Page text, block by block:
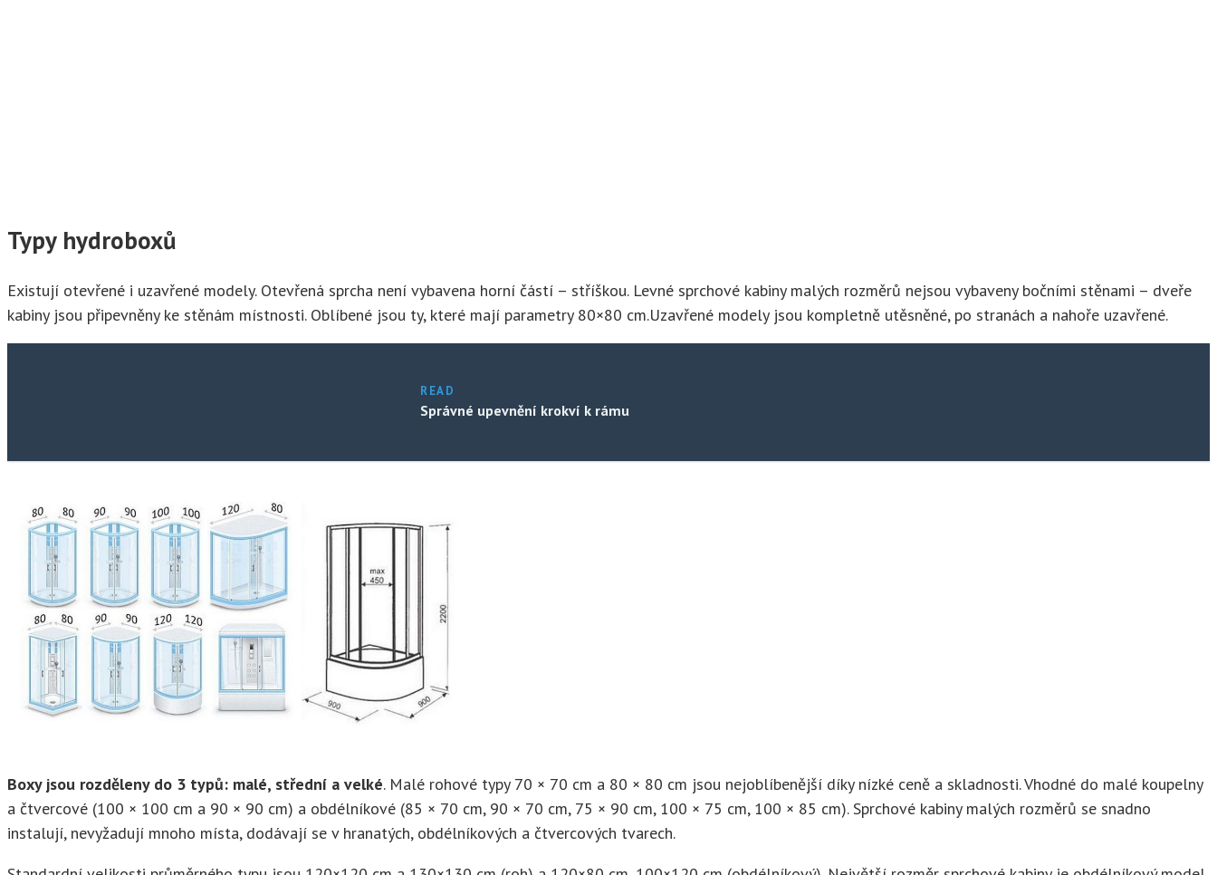
Typy hydroboxů
Existují otevřené i uzavřené modely. Otevřená sprcha není vybavena horní částí – stříškou. Levné sprchové kabiny malých rozměrů nejsou vybaveny bočními stěnami – dveře
kabiny jsou připevněny ke stěnám místnosti. Oblíbené jsou ty, které mají parametry 80×80 cm.Uzavřené modely jsou kompletně utěsněné, po stranách a nahoře uzavřené.
READ
Správné upevnění krokví k rámu
Boxy jsou rozděleny do 3 typů: malé, střední a velké. Malé rohové typy 70 × 70 cm a 80 × 80 cm jsou nejoblíbenější díky nízké ceně a skladnosti. Vhodné do malé koupelny
a čtvercové (100 × 100 cm a 90 × 90 cm) a obdélníkové (85 × 70 cm, 90 × 70 cm, 75 × 90 cm, 100 × 75 cm, 100 × 85 cm). Sprchové kabiny malých rozměrů se snadno
instalují, nevyžadují mnoho místa, dodávají se v hranatých, obdélníkových a čtvercových tvarech.